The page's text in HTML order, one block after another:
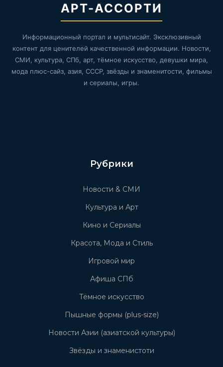
АРТ-АССОРТИ
Информационный портал и мультисайт. Эксклюзивный
контент для ценителей качественной информации. Новости,
СМИ, культура, СПб, арт, тёмное искусство, девушки мира,
мода плюс-сайз, азия, СССР, звёзды и знаменитости, фильмы
и сериалы, игры.
Рубрики
Новости & СМИ
Культура и Арт
Кино и Сериалы
Красота, Мода и Стиль
Игровой мир
Афиша СПб
Тёмное искусство
Пышные формы (plus-size)
Новости Азии (азиатской культуры)
Звёзды и знаменистоти